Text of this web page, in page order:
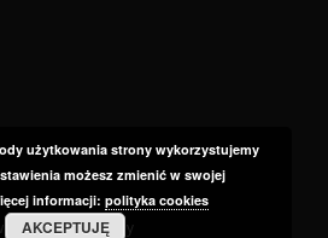
wróć do góry strony
użytkowania strony wykorzystujemy
możesz zmienić w swojej
informacji: polityka cookies
AKCEPTUJĘ